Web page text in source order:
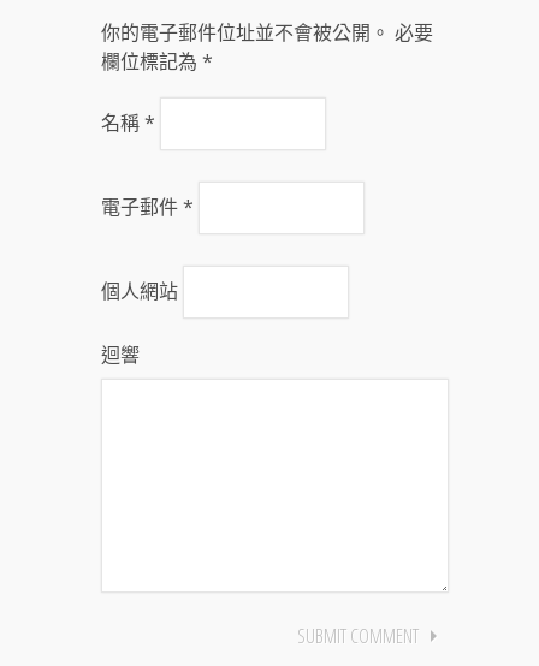
你的電子郵件位址並不會被公開。 必要
欄位標記為 *
名稱*
電子郵件*
個人網站
迴響